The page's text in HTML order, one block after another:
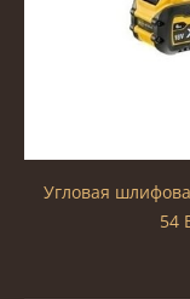
Угловая
54